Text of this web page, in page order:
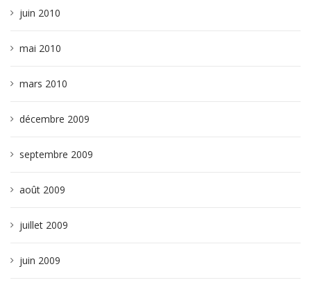
juin 2010
mai 2010
mars 2010
décembre 2009
septembre 2009
août 2009
juillet 2009
juin 2009